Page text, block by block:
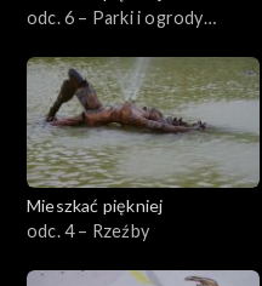
odc. 6 – Parki i ogrody
Mieszkać piękniej
odc. 4 – Rzeźby